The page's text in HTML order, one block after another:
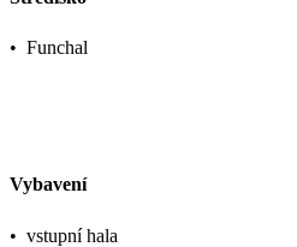
• Funchal
Vybavení
• vstupní hala